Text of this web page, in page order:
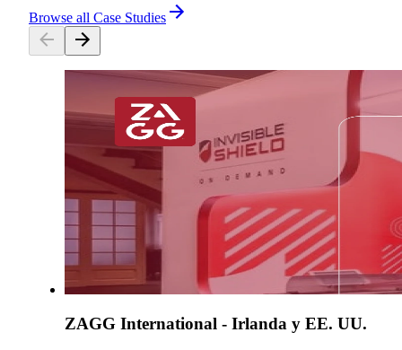
Browse all Case Studies
ZAGG International - Irlanda y EE. UU.